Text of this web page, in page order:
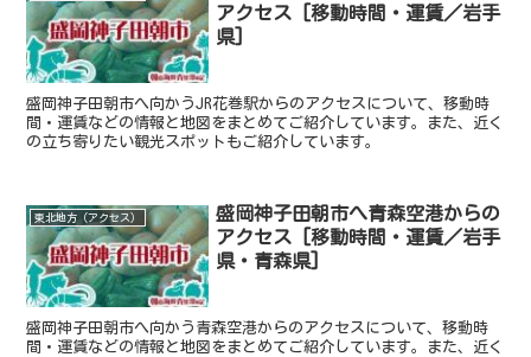
アクセス [移動時間・運賃／岩手
県]
盛岡神子田朝市へ向かうJR花巻駅からのアクセスについて、移動時
間・運賃などの情報と地図をまとめてご紹介しています。また、近く
の立ち寄りたい観光スポットもご紹介しています。
東北地方（アクセス）
盛岡神子田朝市へ青森空港からの
アクセス [移動時間・運賃／岩手
県・青森県]
盛岡神子田朝市へ向かう青森空港からのアクセスについて、移動時
間・運賃などの情報と地図をまとめてご紹介しています。また、近く